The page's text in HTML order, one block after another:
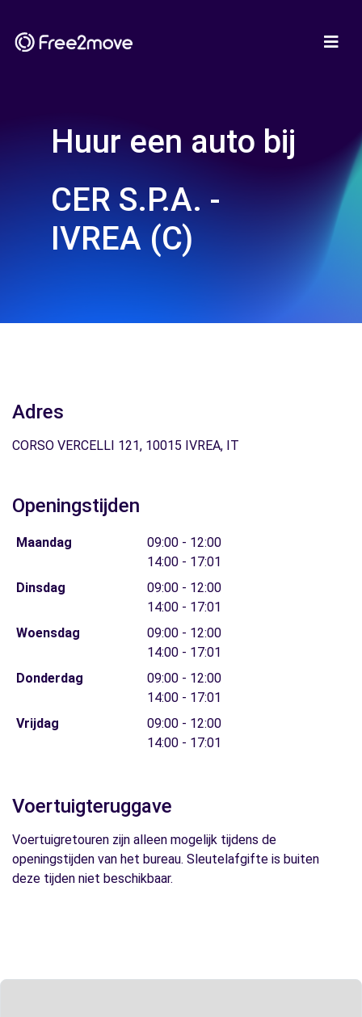
Huur een auto bij
CER S.P.A. -
IVREA (C)
Adres
CORSO VERCELLI 121, 10015 IVREA, IT
Openingstijden
Maandag
09:00 - 12:00
14:00 - 17:01
Dinsdag
09:00 - 12:00
14:00 - 17:01
Woensdag
09:00 - 12:00
14:00 - 17:01
Donderdag
09:00 - 12:00
14:00 - 17:01
Vrijdag
09:00 - 12:00
14:00 - 17:01
Voertuigteruggave
Voertuigretouren zijn alleen mogelijk tijdens de
openingstijden van het bureau. Sleutelafgifte is buiten
deze tijden niet beschikbaar.